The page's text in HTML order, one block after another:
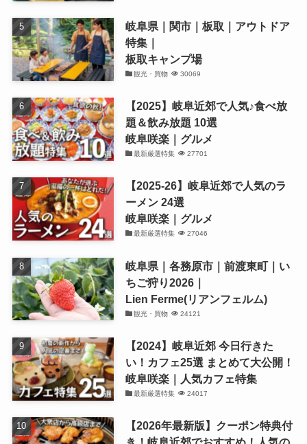
岐阜県｜関市｜板取｜アウトドア
特集｜
板取キャンプ場
観光・買物 30069
【2025】岐阜近郊で人気♪食べ放
題＆飲み放題 10選
岐阜咲楽｜グルメ
最新厳選特集 27701
【2025-26】岐阜近郊で人気のラ
ーメン 24選
岐阜咲楽｜グルメ
最新厳選特集 27046
岐阜県｜各務原市｜前渡東町｜い
ちご狩り2026｜
Lien Ferme(リアンフェルム)
観光・買物 24121
【2024】岐阜近郊 今日行きた
い！カフェ25選 まとめて大公開！
岐阜咲楽｜人気カフェ特集
最新厳選特集 24017
【2026年最新版】クーポン特典付